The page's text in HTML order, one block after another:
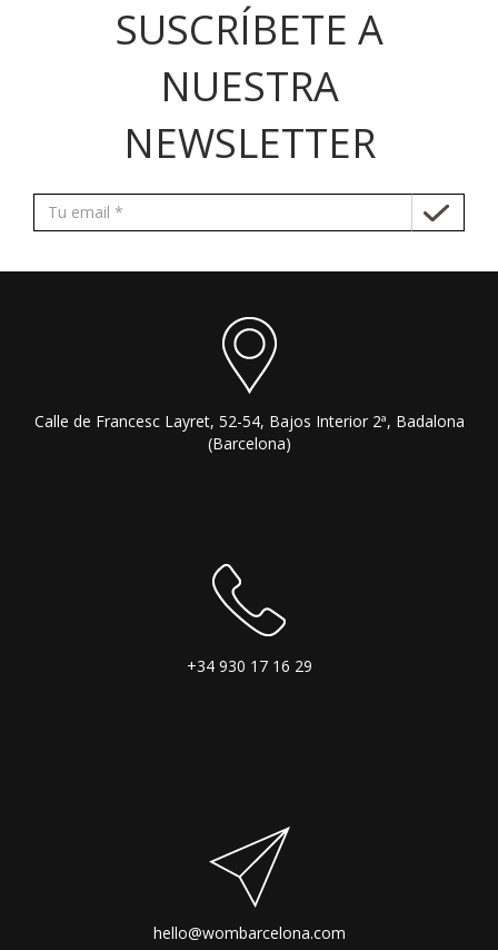
SUSCRÍBETE A
NUESTRA
NEWSLETTER
Calle de Francesc Layret, 52-54, Bajos Interior 2ª, Badalona
(Barcelona)
+34 930 17 16 29
hello@wombarcelona.com